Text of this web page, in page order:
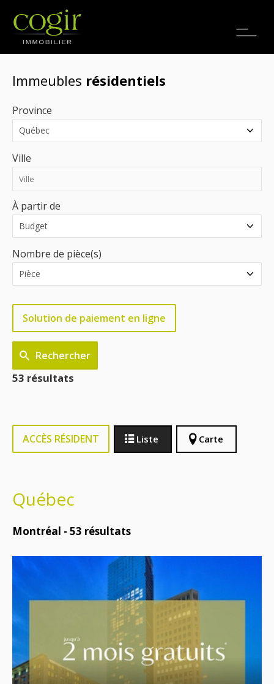
Emplois
Immeubles résidentiels
Province
Ville
À partir de
Nombre de pièce(s)
Solution de paiement en ligne
Rechercher
53 résultats
ACCÈS RÉSIDENT Liste Carte
Québec
Montréal - 53 résultats